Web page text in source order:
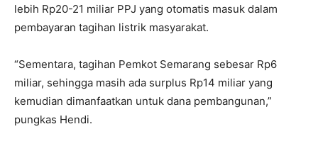
lebih Rp20-21 miliar PPJ yang otomatis masuk dalam
pembayaran tagihan listrik masyarakat.
“Sementara, tagihan Pemkot Semarang sebesar Rp6
miliar, sehingga masih ada surplus Rp14 miliar yang
kemudian dimanfaatkan untuk dana pembangunan,”
pungkas Hendi.